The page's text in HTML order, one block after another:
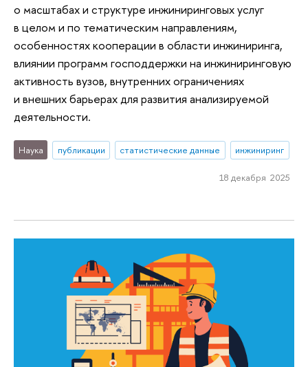
о масштабах и структуре инжиниринговых услуг
в целом и по тематическим направлениям,
особенностях кооперации в области инжиниринга,
влиянии программ господдержки на инжиниринговую
активность вузов, внутренних ограничениях
и внешних барьерах для развития анализируемой
деятельности.
Наука публикации статистические данные инжиниринг
18 декабря 2025